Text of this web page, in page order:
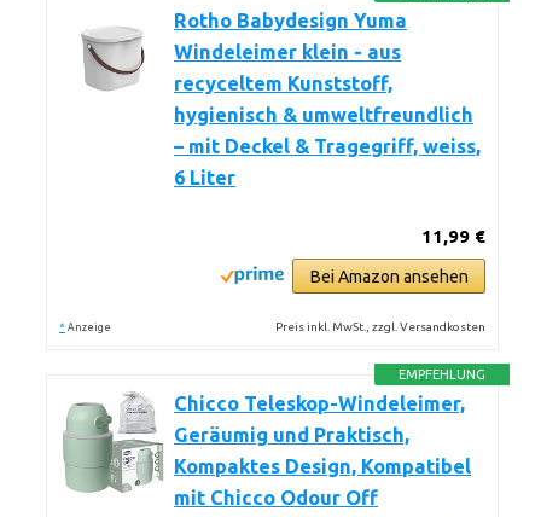
Rotho Babydesign Yuma
Windeleimer klein - aus
recyceltem Kunststoff,
hygienisch & umweltfreundlich
– mit Deckel & Tragegriff, weiss,
6 Liter
11,99 €
Bei Amazon ansehen
* Anzeige Preis inkl. MwSt., zzgl. Versandkosten
EMPFEHLUNG
Chicco Teleskop-Windeleimer,
Geräumig und Praktisch,
Kompaktes Design, Kompatibel
mit Chicco Odour Off